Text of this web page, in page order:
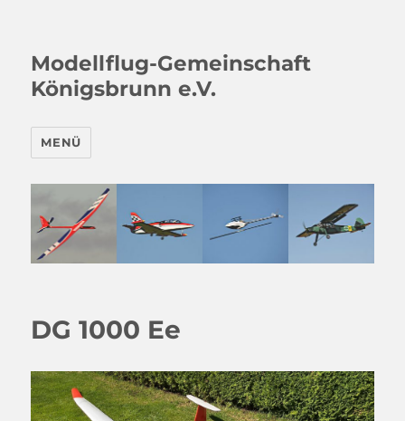
Modellflug-Gemeinschaft
Königsbrunn e.V.
MENÜ
DG 1000 Ee